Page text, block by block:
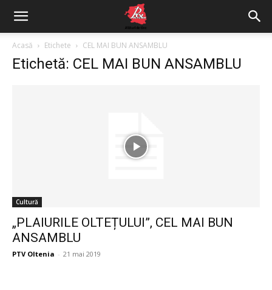
Acasă Etichete CEL MAI BUN ANSAMBLU
Etichetă: CEL MAI BUN ANSAMBLU
Cultură
„PLAIURILE OLTEȚULUI”, CEL MAI BUN
ANSAMBLU
PTV Oltenia - 21 mai 2019